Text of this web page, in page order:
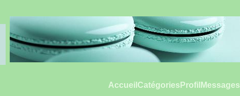
Accueil Catégories Profil Messages